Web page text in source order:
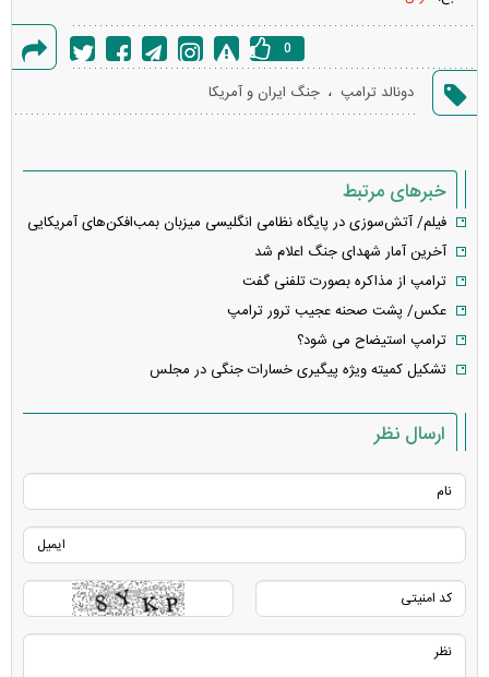
گزارش
خطا
0
دونالد ترامپ ، جنگ ایران و آمریکا
خبرهای مرتبط
فیلم/ آتش‌سوزی در پایگاه نظامی انگلیسی میزبان بمب‌افکن‌های آمریکایی
آخرین آمار شهدای جنگ اعلام شد
ترامپ از مذاکره بصورت تلفنی گفت
عکس/ پشت ‌صحنه‌ عجیب ترور ترامپ
ترامپ استیضاح می شود؟
تشکیل کمیته ویژه پیگیری خسارات جنگی در مجلس
ارسال نظر